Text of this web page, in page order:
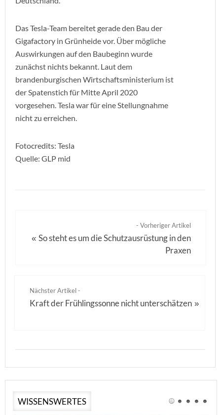
Das Tesla-Team bereitet gerade den Bau der
Gigafactory in Grünheide vor. Über mögliche
Auswirkungen auf den Baubeginn wurde
zunächst nichts bekannt. Laut dem
brandenburgischen Wirtschaftsministerium ist
der Spatenstich für Mitte April 2020
vorgesehen. Tesla war für eine Stellungnahme
nicht zu erreichen.
Fotocredits: Tesla
Quelle: GLP mid
- Vorheriger Artikel
«So steht es um die Schutzausrüstung in den
Praxen
Nächster Artikel -
Kraft der Frühlingssonne nicht unterschätzen »
WISSENSWERTES